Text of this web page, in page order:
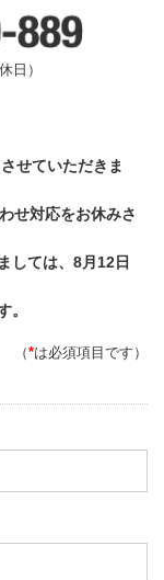
日）
せていただきま
せ対応をお休みさ
しては、8月12日
。